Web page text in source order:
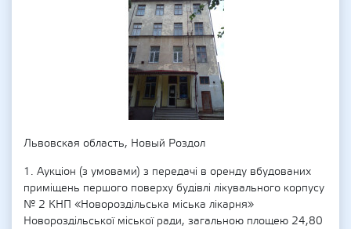
Львовская область, Новый Роздол
1. Аукціон (з умовами) з передачі в оренду вбудованих
приміщень першого поверху будівлі лікувального корпусу
№ 2 КНП «Новороздільська міська лікарня»
Новороздільської міської ради, загальною площею 24,80